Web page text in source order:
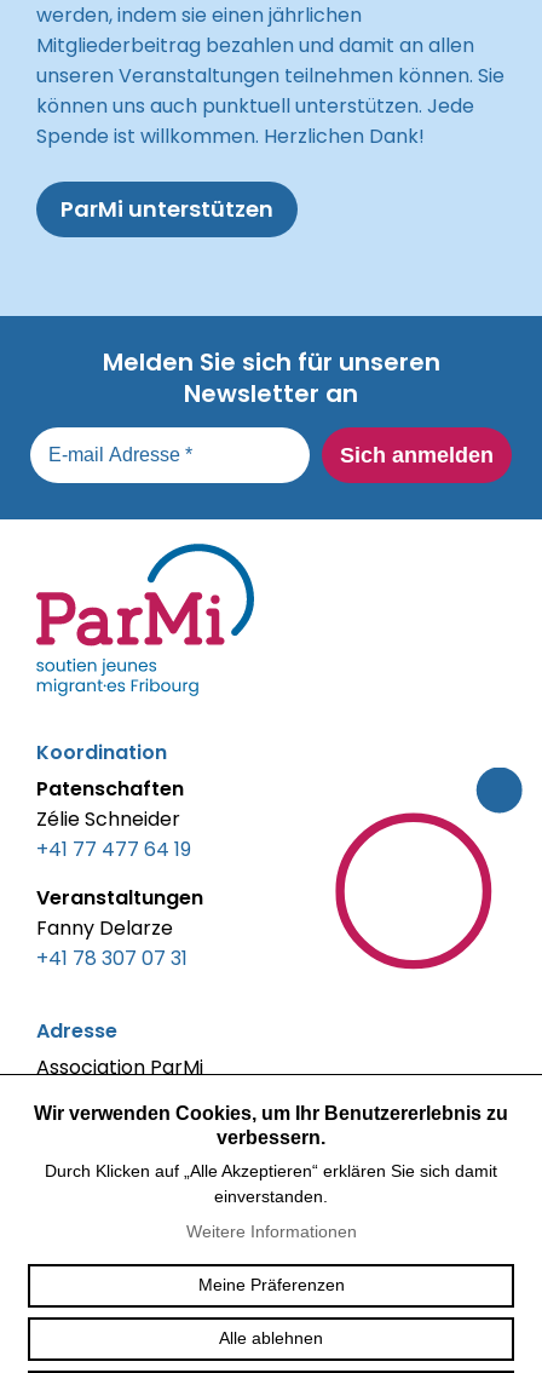
werden, indem sie einen jährlichen
Mitgliederbeitrag bezahlen und damit an allen
unseren Veranstaltungen teilnehmen können. Sie
können uns auch punktuell unterstützen. Jede
Spende ist willkommen. Herzlichen Dank!
ParMi unterstützen
Melden Sie sich für unseren
Newsletter an
Koordination
Patenschaften
Zélie Schneider
+41 77 477 64 19
Veranstaltungen
Fanny Delarze
+41 78 307 07 31
Adresse
Association ParMi
Boulevard de Pérolles 40
1700 Fribourg
Gespräche nach Vereinbarung
Soziale Netzwerke
Wir verwenden Cookies, um Ihr Benutzererlebnis zu
verbessern.
Durch Klicken auf „Alle Akzeptieren“ erklären Sie sich damit
einverstanden.
Weitere Informationen
Meine Präferenzen
Alle ablehnen